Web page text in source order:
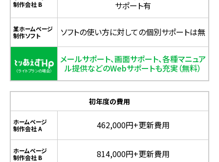
制作会社 B
サポート有
某ホームページ
制作ソフト
ソフトの使い方に対しての個別サポートは無
メールサポート、画面サポート、各種マニュア
ル提供などのWebサポートも充実（無料）
初年度の費用
ホームページ
制作会社 A
462,000円+更新費用
ホームページ
制作会社 B
814,000円+更新費用